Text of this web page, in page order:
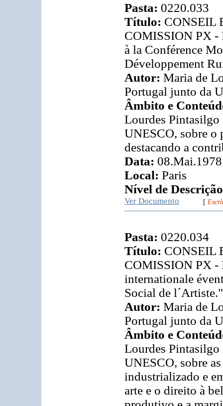
Pasta: 0220.033
Título: CONSEIL
COMISSION PX -
à la Conférence
Développement
Autor: Maria de
Portugal junto da
Âmbito e
Lourdes Pintasilgo
UNESCO, sobre o
destacando a
Data: 08.Mai.1978
Local: Paris
Nível de
Ver Documento [
Pasta: 0220.034
Título: CONSEIL
COMISSION PX -
internationale
Social de l´Artiste."
Autor: Maria de
Portugal junto da
Âmbito e
Lourdes Pintasilgo
UNESCO, sobre
industrializado e
arte e o direito à